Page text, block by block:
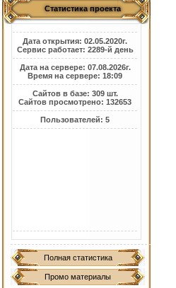
Статистика проекта
Дата открытия: 02.05.2020г.
Сервис работает: 2289-й день
Дата на сервере: 07.08.2026г.
Время на сервере: 18:09
Сайтов в базе: 309 шт.
Сайтов просмотрено: 132653
Пользователей: 5
Полная статистика
Промо материалы